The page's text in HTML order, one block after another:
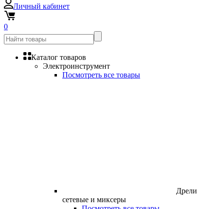
Личный кабинет
0
Каталог товаров
Электроинструмент
Посмотреть все товары
Дрели
сетевые и миксеры